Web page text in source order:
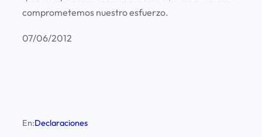
comprometemos nuestro esfuerzo.
07/06/2012
En:Declaraciones